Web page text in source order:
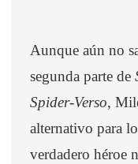
Aunque aún no
segunda parte de
Spider-Verso,
alternativo para
verdadero héroe